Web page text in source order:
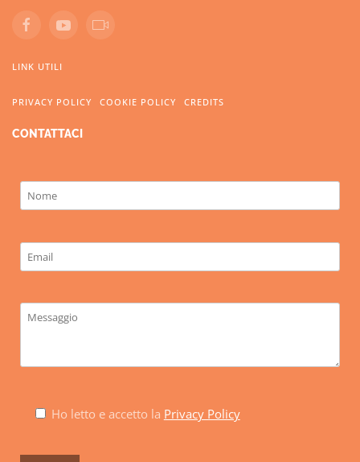
LINK UTILI
PRIVACY POLICY COOKIE POLICY CREDITS
CONTATTACI
Ho letto e accetto la Privacy Policy